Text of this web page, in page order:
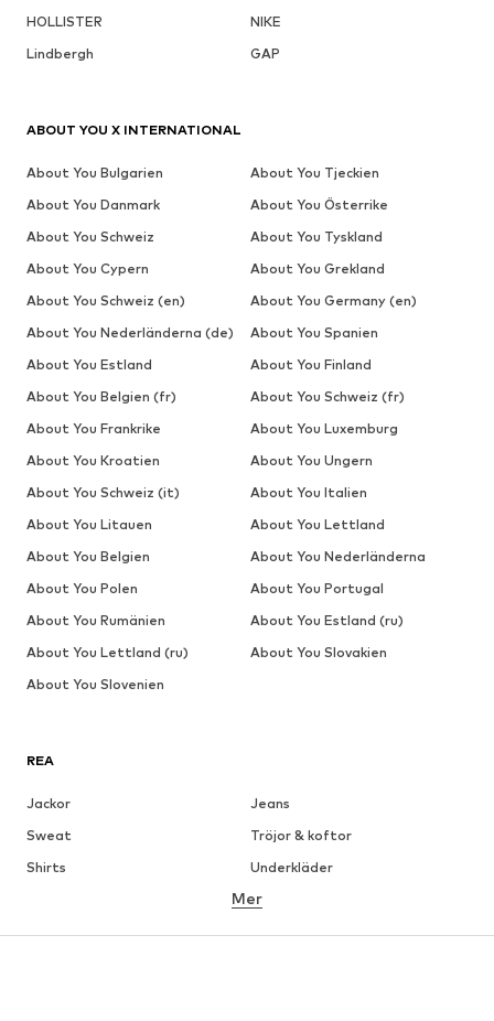
HOLLISTER
NIKE
Lindbergh
GAP
REA
Jackor
Jeans
Sweat
Tröjor & koftor
Shirts
Underkläder
Skjortor
Rockar
Kostymer & kavajer
Mer
ABOUT YOU X INTERNATIONAL
About You Bulgarien
About You Tjeckien
About You Danmark
About You Österrike
About You Schweiz
About You Tyskland
About You Cypern
About You Grekland
About You Schweiz (en)
About You Germany (en)
About You Nederländerna (de)
About You Spanien
About You Estland
About You Finland
About You Belgien (fr)
About You Schweiz (fr)
About You Frankrike
About You Luxemburg
About You Kroatien
About You Ungern
About You Schweiz (it)
About You Italien
About You Litauen
About You Lettland
About You Belgien
About You Nederländerna
About You Polen
About You Portugal
About You Rumänien
About You Estland (ru)
About You Lettland (ru)
About You Slovakien
About You Slovenien